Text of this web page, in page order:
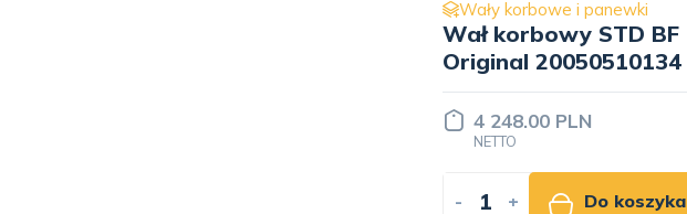
Wały korbowe i panewki
Wał korbowy STD BF
Original 20050510134
4 248.00 PLN
NETTO
- + Do koszyka